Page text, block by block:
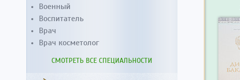
Военный
Воспитатель
Врач
Врач косметолог
СМОТРЕТЬ ВСЕ СПЕЦИАЛЬНОСТИ